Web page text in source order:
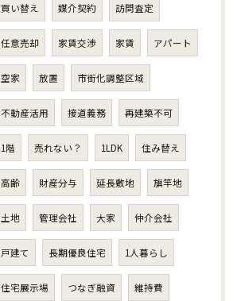
買い替え 媒介契約 訪問査定
任意売却 家賃交渉 家賃 アパート
空家 放置 市街化調整区域
不動産活用 接道義務 再建築不可
1階 売れない？ 1LDK 住み替え
高齢 財産分与 延長敷地 旗竿地
土地 管理会社 大家 仲介会社
戸建て 長期優良住宅 1人暮らし
住宅展示場 つなぎ融資 維持費